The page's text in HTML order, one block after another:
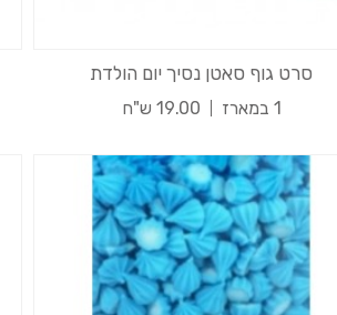
סרט גוף סאטן נסיך יום הולדת
1 במארז 19.00 ש"ח